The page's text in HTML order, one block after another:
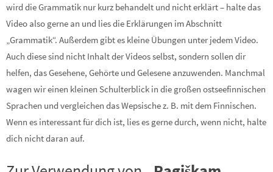
wird die Grammatik nur kurz behandelt und nicht erklärt – halte das
Video also gerne an und lies die Erklärungen im Abschnitt
„Grammatik“. Außerdem gibt es kleine Übungen unter jedem Video.
Auch diese sind nicht Inhalt der Videos selbst, sondern sollen dir
helfen, das Gesehene, Gehörte und Gelesene anzuwenden. Manchmal
wagen wir einen kleinen Schulterblick in die großen ostseefinnischen
Sprachen und vergleichen das Wepsische z. B. mit dem Finnischen.
Wenn es interessant für dich ist, lies es gerne durch, wenn nicht, halte
dich nicht daran auf.